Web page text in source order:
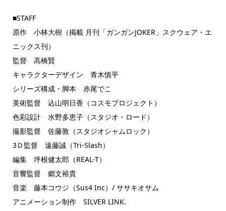
■STAFF
原作 小林大樹（掲載 月刊「ガンガンJOKER」スクウェア・エ
ニックス刊）
監督 高橋賢
キャラクターデザイン 青木慎平
シリーズ構成・脚本 赤尾でこ
美術監督 込山明日香（コスモプロジェクト）
色彩設計 水野多恵子（スタジオ・ロード）
撮影監督 佐藤敦（スタジオシャムロック）
3Ｄ監督 遠藤誠（Tri-Slash）
編集 坪根健太郎（REAL-T）
音響監督 郷文裕貴
音楽 藤本コウジ（Sus4 Inc）/ ササキオサム
アニメーション制作 SILVER LINK.